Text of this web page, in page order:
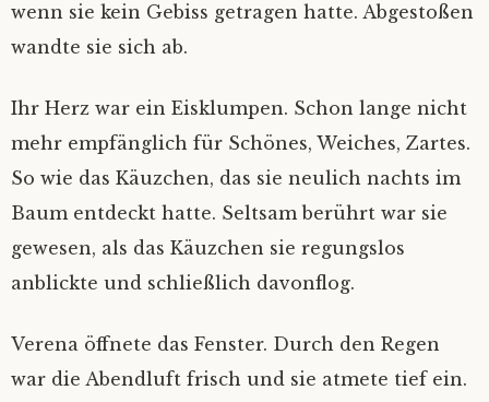
wenn sie kein Gebiss getragen hatte. Abgestoßen
wandte sie sich ab.
Ihr Herz war ein Eisklumpen. Schon lange nicht
mehr empfänglich für Schönes, Weiches, Zartes.
So wie das Käuzchen, das sie neulich nachts im
Baum entdeckt hatte. Seltsam berührt war sie
gewesen, als das Käuzchen sie regungslos
anblickte und schließlich davonflog.
Verena öffnete das Fenster. Durch den Regen
war die Abendluft frisch und sie atmete tief ein.